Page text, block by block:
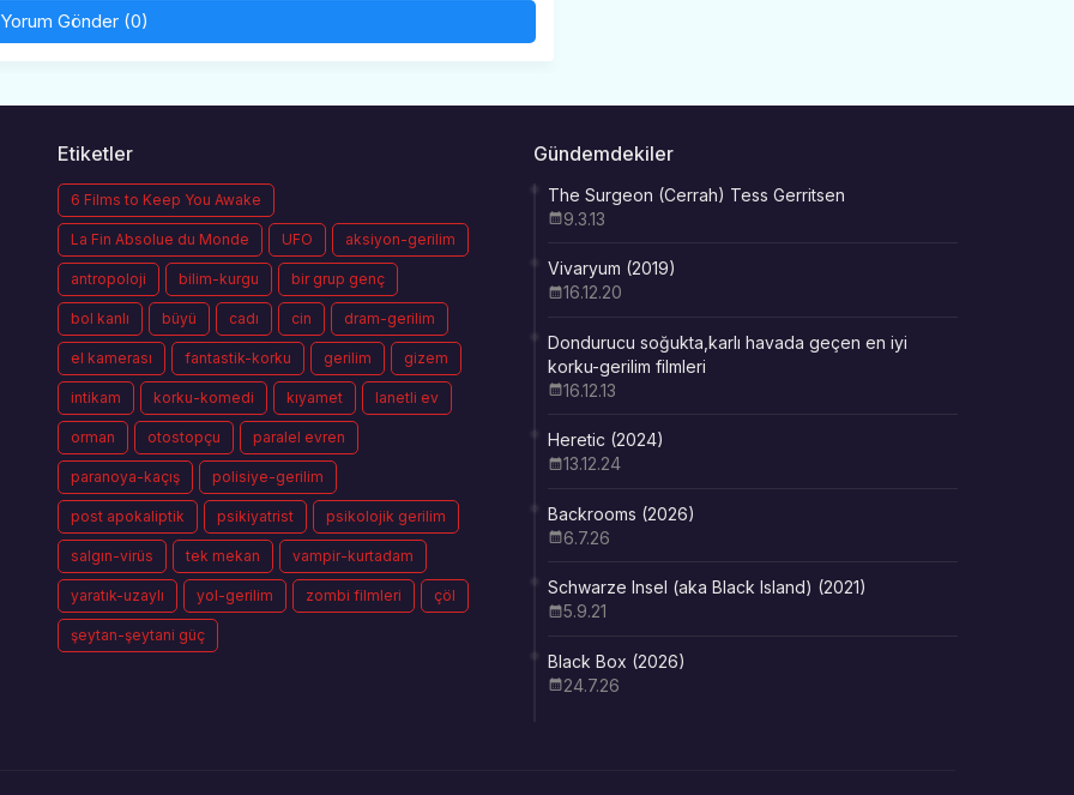
Yorum Gönder (0)
Etiketler
6 Films to Keep You Awake
La Fin Absolue du Monde UFO aksiyon-gerilim
antropoloji bilim-kurgu bir grup genç
bol kanlı büyü cadı cin dram-gerilim
el kamerası fantastik-korku gerilim gizem
intikam korku-komedi kıyamet lanetli ev
orman otostopçu paralel evren
paranoya-kaçış polisiye-gerilim
post apokaliptik psikiyatrist psikolojik gerilim
salgın-virüs tek mekan vampir-kurtadam
yaratık-uzaylı yol-gerilim zombi filmleri çöl
şeytan-şeytani güç
Gündemdekiler
The Surgeon (Cerrah) Tess Gerritsen
9.3.13
Vivaryum (2019)
16.12.20
Dondurucu soğukta,karlı havada geçen en iyi
korku-gerilim filmleri
16.12.13
Heretic (2024)
13.12.24
Backrooms (2026)
6.7.26
Schwarze Insel (aka Black Island) (2021)
5.9.21
Black Box (2026)
24.7.26